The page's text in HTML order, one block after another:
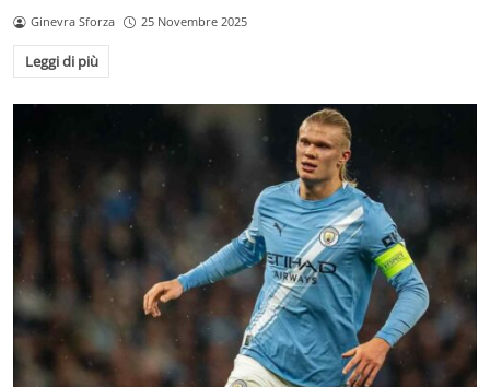
Ginevra Sforza 25 Novembre 2025
Leggi di più